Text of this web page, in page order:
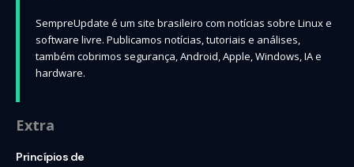
SempreUpdate é um site brasileiro com notícias sobre Linux e
software livre. Publicamos notícias, tutoriais e análises,
também cobrimos segurança, Android, Apple, Windows, IA e
hardware.
Extra
Princípios de